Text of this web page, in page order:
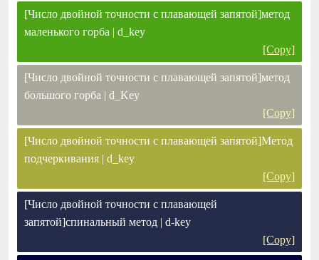
[Число двойной точности с плавающей запятой]метод
маленького горба | d_key
[Copy]
[Число двойной точности с плавающей запятой]метод
большого горба | d_Key
[Copy]
[Число двойной точности с плавающей запятой]Метод
подчеркивания | d_key
[Copy]
[Число двойной точности с плавающей
запятой]спинальный метод | d-key
[Copy]